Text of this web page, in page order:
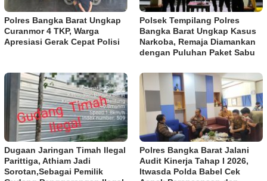
Polres Bangka Barat Ungkap
Curanmor 4 TKP, Warga
Apresiasi Gerak Cepat Polisi
Polsek Tempilang Polres
Bangka Barat Ungkap Kasus
Narkoba, Remaja Diamankan
dengan Puluhan Paket Sabu
Dugaan Jaringan Timah Ilegal
Parittiga, Athiam Jadi
Sorotan,Sebagai Pemilik
Polres Bangka Barat Jalani
Audit Kinerja Tahap I 2026,
Itwasda Polda Babel Cek